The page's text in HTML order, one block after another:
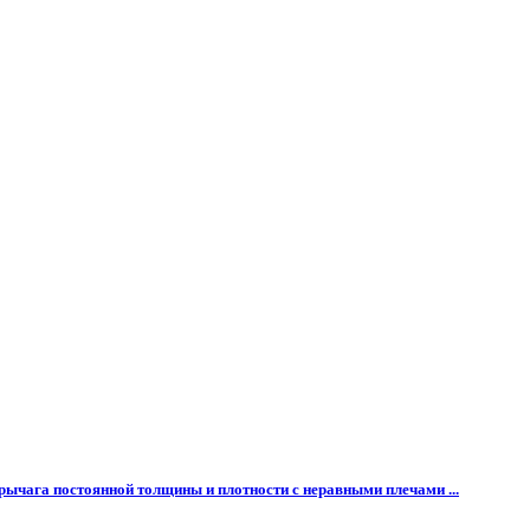
постоянной толщины и плотности с неравными плечами ...